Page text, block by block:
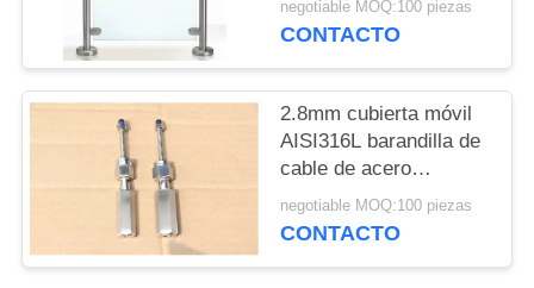
negotiable MOQ:100 piezas
CONTACTO
2.8mm cubierta móvil
AISI316L barandilla de
cable de acero
inoxidable
negotiable MOQ:100 piezas
CONTACTO